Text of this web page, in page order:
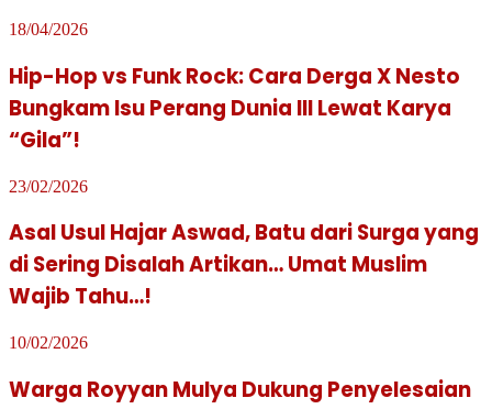
18/04/2026
Hip-Hop vs Funk Rock: Cara Derga X Nesto
Bungkam Isu Perang Dunia III Lewat Karya
“Gila”!
23/02/2026
Asal Usul Hajar Aswad, Batu dari Surga yang
di Sering Disalah Artikan… Umat Muslim
Wajib Tahu…!
10/02/2026
Warga Royyan Mulya Dukung Penyelesaian